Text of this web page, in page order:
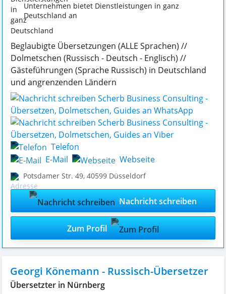
Unternehmen bietet Dienstleistungen in ganz
Deutschland an
Beglaubigte Übersetzungen (ALLE Sprachen) //
Dolmetschen (Russisch - Deutsch - Englisch) //
Gästeführungen (Sprache Russisch) in Deutschland
und angrenzenden Ländern
Telefon
E-Mail
Webseite
Potsdamer Str. 49, 40599 Düsseldorf
Nachricht schreiben
Zum Profil
Georgi Könemann - Russisch-Übersetzer
Übersetzter in Nürnberg